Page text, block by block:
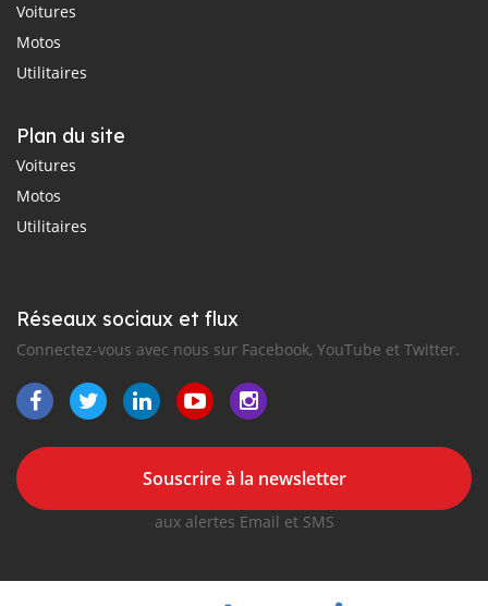
Voitures
Motos
Utilitaires
Plan du site
Voitures
Motos
Utilitaires
Réseaux sociaux et flux
Connectez-vous avec nous sur Facebook, YouTube et Twitter.
Souscrire à la newsletter
aux alertes Email et SMS